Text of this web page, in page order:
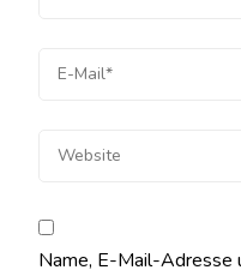
Name, E-Mail-Adresse